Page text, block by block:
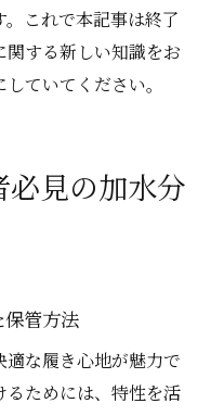
これで本記事は終了
する新しい知識をお
ていてください。
必見の加水分
管方法
な履き心地が魅力で
ためには、特性を活